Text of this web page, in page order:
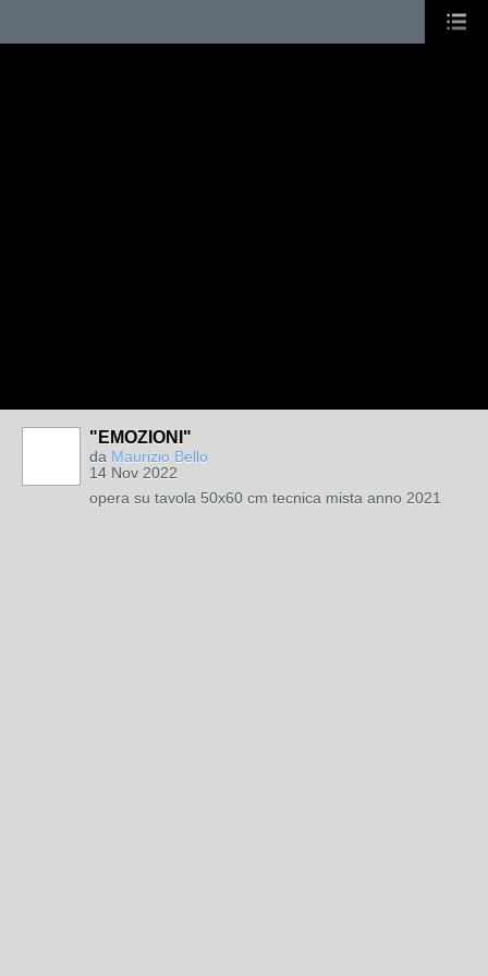
"EMOZIONI"
da Maurizio Bello
14 Nov 2022
opera su tavola 50x60 cm tecnica mista anno 2021